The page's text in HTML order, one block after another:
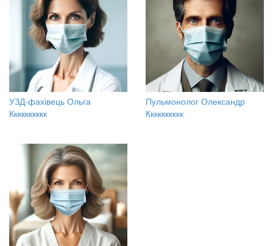
УЗД-фахівець Ольга
Кккккккккк
Пульмонолог Олександр
Кккккккккк